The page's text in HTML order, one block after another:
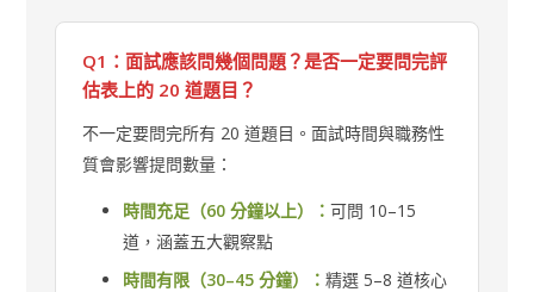
Q1：面試應該問幾個問題？是否一定要問完評
估表上的 20 道題目？
不一定要問完所有 20 道題目。面試時間與職務性
質會影響提問數量：
時間充足（60 分鐘以上）：可問 10–15
道，涵蓋五大觀察點
時間有限（30–45 分鐘）：精選 5–8 道核心